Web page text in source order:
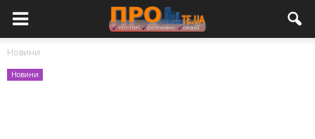
Новини
Новини